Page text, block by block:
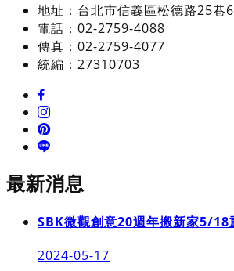
地址：台北市信義區松德路25巷
電話：02-2759-4088
傳真：02-2759-4077
統編：27310703
最新消息
SBK微觀創意20週年搬新家5/18
2024-05-17